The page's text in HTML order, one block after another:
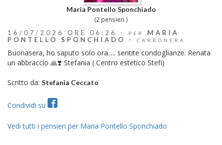
Maria Pontello Sponchiado
(2 pensieri )
16/07/2026 ORE 06:26 - PER
MARIA
PONTELLO SPONCHIADO
- CARBONERA
Buonasera, ho saputo solo ora..... sentite condoglianze. Renata
un abbraccio 🙏❣️ Stefania ( Centro estetico Stefi)
Scritto da: Stefania Ceccato
Condividi su
Vedi tutti i pensieri per Maria Pontello Sponchiado